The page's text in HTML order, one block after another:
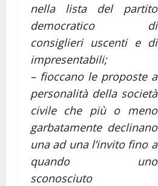
nella lista del partito
democratico di
consiglieri uscenti e di
impresentabili;
– fioccano le proposte a
personalità della società
civile che più o meno
garbatamente declinano
una ad una l’invito fino a
quando uno
sconosciuto